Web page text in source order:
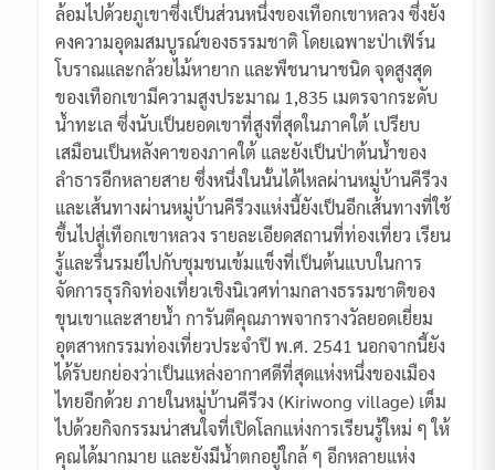
ล้อมไปด้วยภูเขาซึ่งเป็นส่วนหนึ่งของเทือกเขาหลวง ซึ่งยัง
คงความอุดมสมบูรณ์ของธรรมชาติ โดยเฉพาะป่าเฟิร์น
โบราณและกล้วยไม้หายาก และพืชนานาชนิด จุดสูงสุด
ของเทือกเขามีความสูงประมาณ 1,835 เมตรจากระดับ
น้ำทะเล ซึ่งนับเป็นยอดเขาที่สูงที่สุดในภาคใต้ เปรียบ
เสมือนเป็นหลังคาของภาคใต้ และยังเป็นป่าต้นน้ำของ
ลำธารอีกหลายสาย ซึ่งหนึ่งในนั้นได้ไหลผ่านหมู่บ้านคีรีวง
และเส้นทางผ่านหมู่บ้านคีรีวงแห่งนี้ยังเป็นอีกเส้นทางที่ใช้
ขึ้นไปสู่เทือกเขาหลวง รายละเอียดสถานที่ท่องเที่ยว เรียน
รู้และรื่นรมย์ไปกับชุมชนเข้มแข็งที่เป็นต้นแบบในการ
จัดการธุรกิจท่องเที่ยวเชิงนิเวศท่ามกลางธรรมชาติของ
ขุนเขาและสายน้ำ การันตีคุณภาพจากรางวัลยอดเยี่ยม
อุตสาหกรรมท่องเที่ยวประจำปี พ.ศ. 2541 นอกจากนี้ยัง
ได้รับยกย่องว่าเป็นแหล่งอากาศดีที่สุดแห่งหนึ่งของเมือง
ไทยอีกด้วย ภายในหมู่บ้านคีรีวง (Kiriwong village) เต็ม
ไปด้วยกิจกรรมน่าสนใจที่เปิดโลกแห่งการเรียนรู้ใหม่ ๆ ให้
คุณได้มากมาย และยังมีน้ำตกอยู่ใกล้ ๆ อีกหลายแห่ง